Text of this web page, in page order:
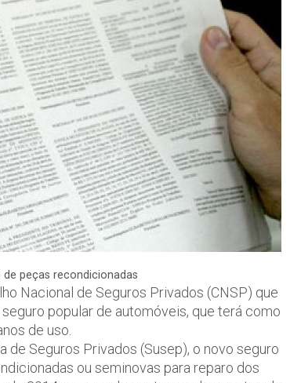
peças recondicionadas
Nacional de Seguros Privados (CNSP) que
popular de automóveis, que terá como
de uso.
Seguros Privados (Susep), o novo seguro
ou seminovas para reparo dos